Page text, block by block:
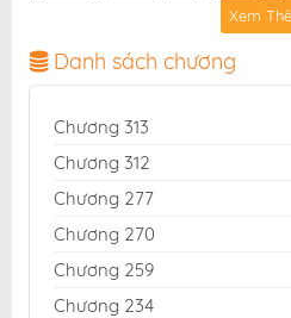
sắc nét, bản dịch chuẩn và
đến trải nghiệm đọc truyện
toàn miễn phí cho độc giả
online.
Xem
Danh sách chương
Chương 313
Chương 312
Chương 277
Chương 270
Chương 259
Chương 234